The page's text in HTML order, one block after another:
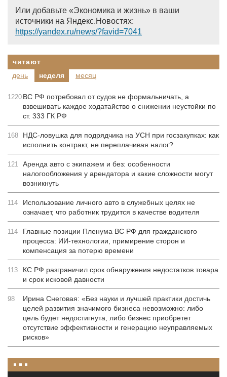
Или добавьте «Экономика и жизнь» в ваши
источники на Яндекс.Новостях:
https://yandex.ru/news/?favid=7041
читают
день
неделя месяц
1220 ВС РФ потребовал от судов не формальничать, а
взвешивать каждое ходатайство о снижении неустойки по
ст. 333 ГК РФ
168
НДС-ловушка для подрядчика на УСН при госзакупках: как
исполнить контракт, не переплачивая налог?
121 Аренда авто с экипажем и без: особенности
налогообложения у арендатора и какие сложности могут
возникнуть
114
Использование личного авто в служебных целях не
означает, что работник трудится в качестве водителя
114
Главные позиции Пленума ВС РФ для гражданского
процесса: ИИ-технологии, примирение сторон и
компенсация за потерю времени
113
КС РФ разграничил срок обнаружения недостатков товара
и срок исковой давности
98
Ирина Снеговая: «Без науки и лучшей практики достичь
целей развития значимого бизнеса невозможно: либо
цель будет недостигнута, либо бизнес приобретет
отсутствие эффективности и генерацию неуправляемых
рисков»